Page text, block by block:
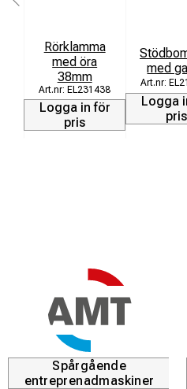
Rörklamma
med öra
38mm
EL231438
Logga in för
pris
med
Logga
pris
Spårgående
entreprenadmaskiner